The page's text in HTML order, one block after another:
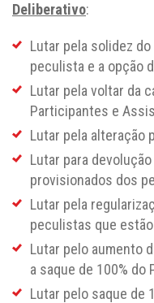
Deliberativo:
Lutar pela solidez
peculista e a opção
Lutar pela voltar da
Participantes e
Lutar pela alteração
Lutar para
provisionados dos
Lutar pela
peculistas que
Lutar pelo aumento
a saque de 100% do
Lutar pelo saque de